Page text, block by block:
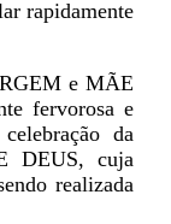
rapidamente
e MÃE
fervorosa e
da
DEUS, cuja
realizada